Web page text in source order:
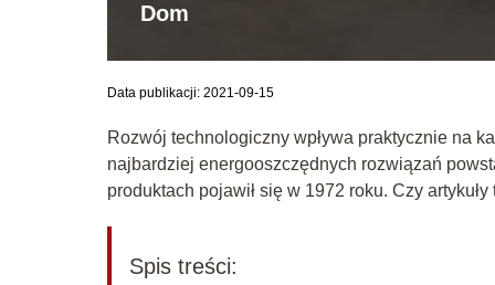
Dom
Data publikacji: 2021-09-15
Rozwój technologiczny wpływa praktycznie na
najbardziej energooszczędnych rozwiązań
produktach pojawił się w 1972 roku. Czy
Spis treści: